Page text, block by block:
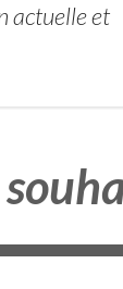
actuelle et